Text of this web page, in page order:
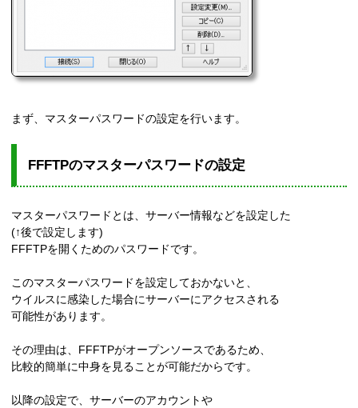
まず、マスターパスワードの設定を行います。
FFFTPのマスターパスワードの設定
マスターパスワードとは、サーバー情報などを設定した
(↑後で設定します)
FFFTPを開くためのパスワードです。
このマスターパスワードを設定しておかないと、
ウイルスに感染した場合にサーバーにアクセスされる
可能性があります。
その理由は、FFFTPがオープンソースであるため、
比較的簡単に中身を見ることが可能だからです。
以降の設定で、サーバーのアカウントや